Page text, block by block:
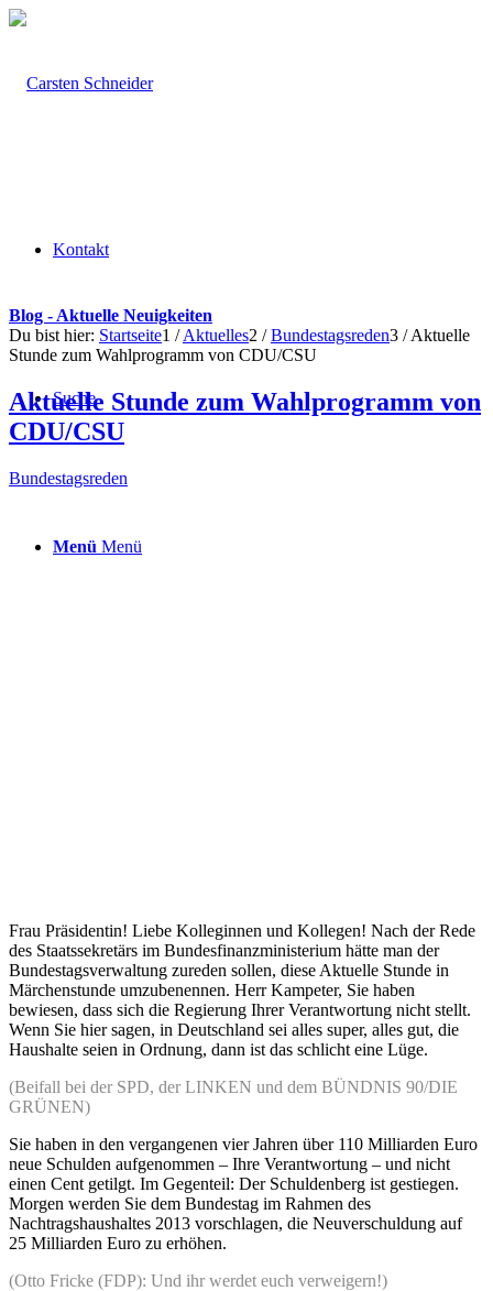
Kontakt
Suche
Menü Menü
Blog - Aktuelle Neuigkeiten
Du bist hier: Startseite1 / Aktuelles2 / Bundestagsreden3 / Aktuelle
Stunde zum Wahlprogramm von CDU/CSU
Aktuelle Stunde zum Wahlprogramm von
CDU/CSU
Bundestagsreden
Frau Präsidentin! Liebe Kolleginnen und Kollegen! Nach der Rede
des Staatssekretärs im Bundesfinanzministerium hätte man der
Bundestagsverwaltung zureden sollen, diese Aktuelle Stunde in
Märchenstunde umzubenennen. Herr Kampeter, Sie haben
bewiesen, dass sich die Regierung Ihrer Verantwortung nicht stellt.
Wenn Sie hier sagen, in Deutschland sei alles super, alles gut, die
Haushalte seien in Ordnung, dann ist das schlicht eine Lüge.
(Beifall bei der SPD, der LINKEN und dem BÜNDNIS 90/DIE
GRÜNEN)
Sie haben in den vergangenen vier Jahren über 110 Milliarden Euro
neue Schulden aufgenommen – Ihre Verantwortung – und nicht
einen Cent getilgt. Im Gegenteil: Der Schuldenberg ist gestiegen.
Morgen werden Sie dem Bundestag im Rahmen des
Nachtragshaushaltes 2013 vorschlagen, die Neuverschuldung auf
25 Milliarden Euro zu erhöhen.
(Otto Fricke (FDP): Und ihr werdet euch verweigern!)